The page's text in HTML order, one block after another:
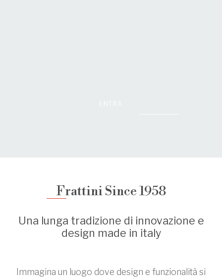
Frattini Since 1958
Una lunga tradizione di innovazione e
design made in italy
Immagina un luogo dove design e funzionalità si